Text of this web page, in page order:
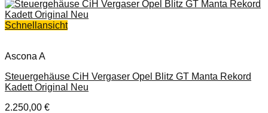
Schnellansicht
Ascona A
Steuergehäuse CiH Vergaser Opel Blitz GT Manta Rekord
Kadett Original Neu
2.250,00 €